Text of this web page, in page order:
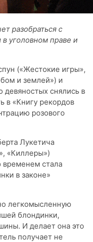
разобраться с
уголовном праве и
(«Жестокие игры»,
и землей») и
девяностых снялись в
в «Книгу рекордов
розового
Лукетича
«Киллеры»)
временем стала
в законе»
легкомысленную
блондинки,
И делает она это
получает не